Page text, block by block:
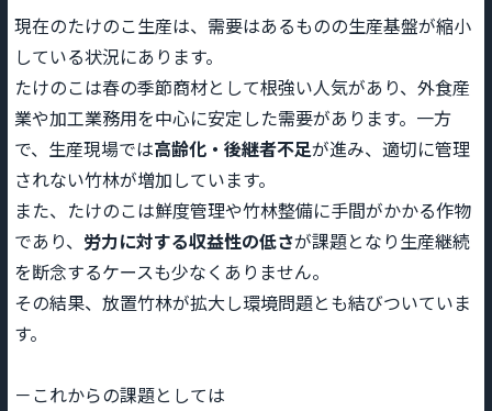
現在のたけのこ生産は、需要はあるものの生産基盤が縮小
している状況にあります。
たけのこは春の季節商材として根強い人気があり、外食産
業や加工業務用を中心に安定した需要があります。一方
で、生産現場では高齢化・後継者不足が進み、適切に管理
されない竹林が増加しています。
また、たけのこは鮮度管理や竹林整備に手間がかかる作物
であり、 労力に対する収益性の低さが課題となり生産継続
を断念するケースも少なくありません。
その結果、放置竹林が拡大し環境問題とも結びついていま
す。
－これからの課題としては